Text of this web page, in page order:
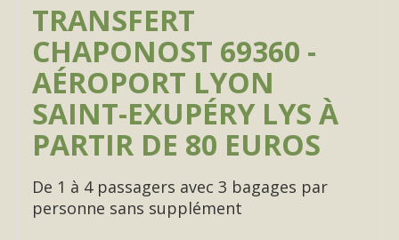
TRANSFERT
CHAPONOST 69360 -
AÉROPORT LYON
SAINT-EXUPÉRY LYS À
PARTIR DE 80 EUROS
De 1 à 4 passagers avec 3 bagages par
personne sans supplément